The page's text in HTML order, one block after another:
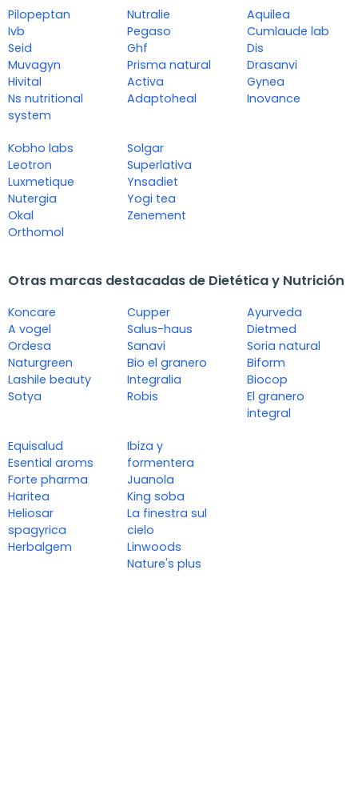
Pilopeptan
Ivb
Seid
Muvagyn
Hivital
Ns nutritional
system
Nutralie
Pegaso
Ghf
Prisma natural
Activa
Adaptoheal
Aquilea
Cumlaude lab
Dis
Drasanvi
Gynea
Inovance
Kobho labs
Leotron
Luxmetique
Nutergia
Okal
Orthomol
Solgar
Superlativa
Ynsadiet
Yogi tea
Zenement
Otras marcas destacadas de Dietética y Nutrición
Koncare
A vogel
Ordesa
Naturgreen
Lashile beauty
Sotya
Cupper
Salus-haus
Sanavi
Bio el granero
Integralia
Robis
Ayurveda
Dietmed
Soria natural
Biform
Biocop
El granero
integral
Equisalud
Esential aroms
Forte pharma
Haritea
Heliosar
spagyrica
Herbalgem
Ibiza y
formentera
Juanola
King soba
La finestra sul
cielo
Linwoods
Nature's plus